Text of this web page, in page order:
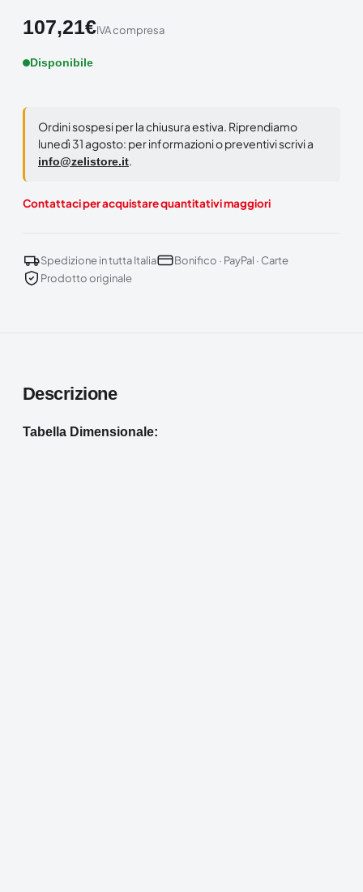
107,21€IVA compresa
Disponibile
Ordini sospesi per la chiusura estiva. Riprendiamo
lunedì 31 agosto: per informazioni o preventivi scrivi a
info@zelistore.it.
Contattaci per acquistare quantitativi maggiori
Spedizione in tutta Italia
Bonifico · PayPal · Carte
Prodotto originale
Descrizione
Tabella Dimensionale: